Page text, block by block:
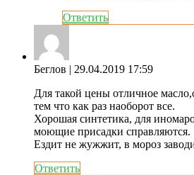
Ответить
Беглов | 29.04.2019 17:59
Для такой цены отличное
тем что как раз наоборот все.
Хорошая синтетика, для
моющие присадки справляются.
Ездит не жужжит, в мороз
Ответить